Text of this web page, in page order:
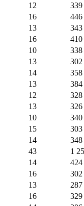
12
339
16
446
13
343
16
410
10
338
13
302
14
358
13
384
12
328
13
326
10
340
15
303
14
348
43
1
14
424
16
302
13
287
16
329